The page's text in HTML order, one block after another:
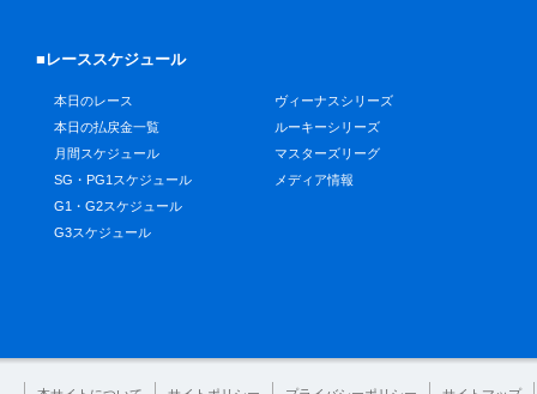
■レーススケジュール
本日のレース
本日の払戻金一覧
月間スケジュール
SG・PG1スケジュール
G1・G2スケジュール
G3スケジュール
ヴィーナスシリーズ
ルーキーシリーズ
マスターズリーグ
メディア情報